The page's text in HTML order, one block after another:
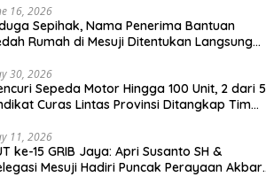
16, 2026
Sepihak, Nama Penerima Bantuan
Rumah di Mesuji Ditentukan Langsung
30, 2026
Sepeda Motor Hingga 100 Unit, 2 dari 5
Curas Lintas Provinsi Ditangkap Tim
11, 2026
ke-15 GRIB Jaya: Apri Susanto SH &
Mesuji Hadiri Puncak Perayaan Akbar